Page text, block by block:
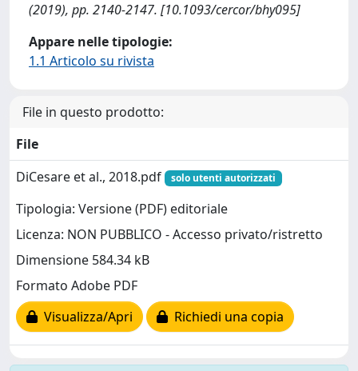
(2019), pp. 2140-2147. [10.1093/cercor/bhy095]
Appare nelle tipologie:
1.1 Articolo su rivista
File in questo prodotto:
File
DiCesare et al., 2018.pdf
solo utenti autorizzati
Tipologia: Versione (PDF) editoriale
Licenza: NON PUBBLICO - Accesso privato/ristretto
Dimensione 584.34 kB
Formato Adobe PDF
Visualizza/Apri
Richiedi una copia